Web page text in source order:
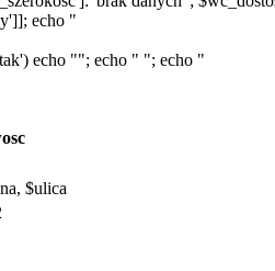
echo "
echo ""; echo " "; echo "
$ulica